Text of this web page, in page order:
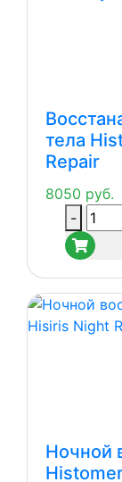
тела
Repair
8050 руб.
товара
крем
для
тела
-
Ночной